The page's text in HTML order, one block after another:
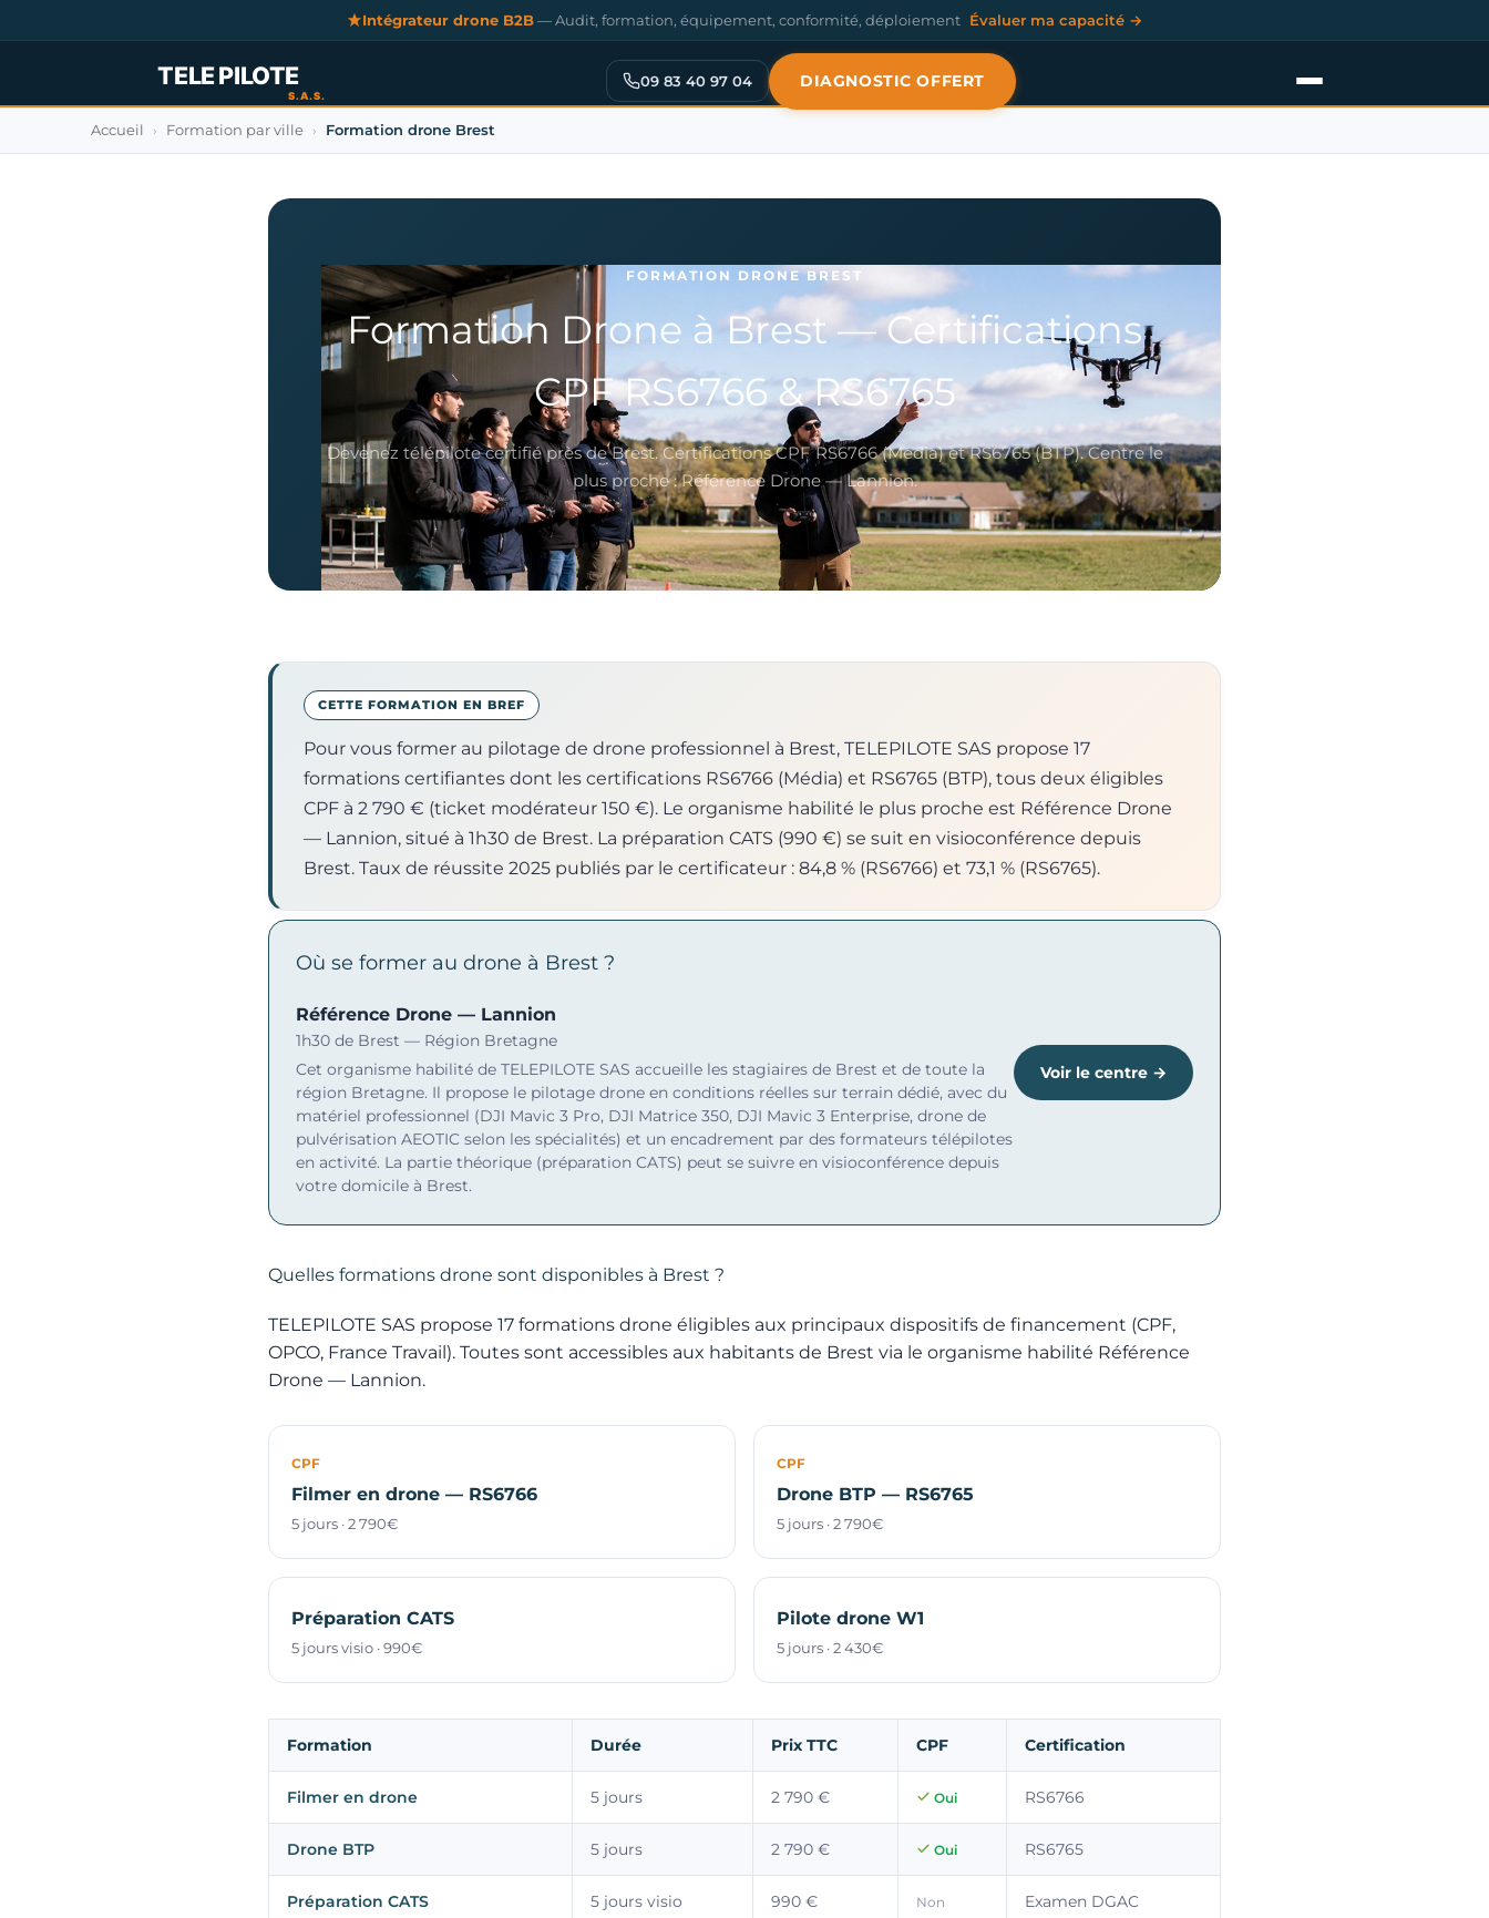
Intégrateur drone B2B— Audit, formation, équipement, conformité, déploiement Évaluer ma capacité →
09 83 40 97 04 DIAGNOSTIC OFFERT
Accueil › Formation par ville › Formation drone Brest
FORMATION DRONE BREST
Formation Drone à Brest — Certifications
CPF RS6766 & RS6765
Devenez télépilote certifié près de Brest. Certifications CPF RS6766 (Média) et RS6765 (BTP). Centre le
plus proche : Référence Drone — Lannion.
CETTE FORMATION EN BREF
Pour vous former au pilotage de drone professionnel à Brest, TELEPILOTE SAS propose 17
formations certifiantes dont les certifications RS6766 (Média) et RS6765 (BTP), tous deux éligibles
CPF à 2 790 € (ticket modérateur 150 €). Le organisme habilité le plus proche est Référence Drone
— Lannion, situé à 1h30 de Brest. La préparation CATS (990 €) se suit en visioconférence depuis
Brest. Taux de réussite 2025 publiés par le certificateur : 84,8 % (RS6766) et 73,1 % (RS6765).
Où se former au drone à Brest ?
Référence Drone — Lannion
1h30 de Brest — Région Bretagne
Cet organisme habilité de TELEPILOTE SAS accueille les stagiaires de Brest et de toute la
région Bretagne. Il propose le pilotage drone en conditions réelles sur terrain dédié, avec du
matériel professionnel (DJI Mavic 3 Pro, DJI Matrice 350, DJI Mavic 3 Enterprise, drone de
pulvérisation AEOTIC selon les spécialités) et un encadrement par des formateurs télépilotes
en activité. La partie théorique (préparation CATS) peut se suivre en visioconférence depuis
votre domicile à Brest.
Voir le centre →
Quelles formations drone sont disponibles à Brest ?
TELEPILOTE SAS propose 17 formations drone éligibles aux principaux dispositifs de financement (CPF,
OPCO, France Travail). Toutes sont accessibles aux habitants de Brest via le organisme habilité Référence
Drone — Lannion.
CPF
Filmer en drone — RS6766
5 jours · 2 790€
CPF
Drone BTP — RS6765
5 jours · 2 790€
Préparation CATS
5 jours visio · 990€
Pilote drone W1
5 jours · 2 430€
Formation Durée Prix TTC CPF Certification
Filmer en drone 5 jours 2 790 € Oui RS6766
Drone BTP 5 jours 2 790 € Oui RS6765
Préparation CATS 5 jours visio 990 € Non Examen DGAC